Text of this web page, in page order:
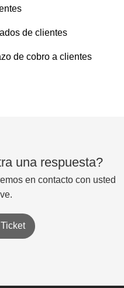
de clientes
de cobro a clientes
una respuesta?
en contacto con usted